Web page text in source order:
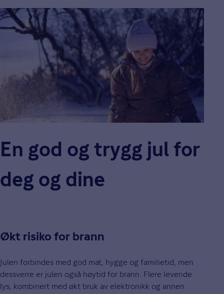
En god og trygg jul for
deg og dine
Økt risiko for brann
Julen forbindes med god mat, hygge og familietid, men
dessverre er julen også høytid for brann. Flere levende
lys, kombinert med økt bruk av elektronikk og annen